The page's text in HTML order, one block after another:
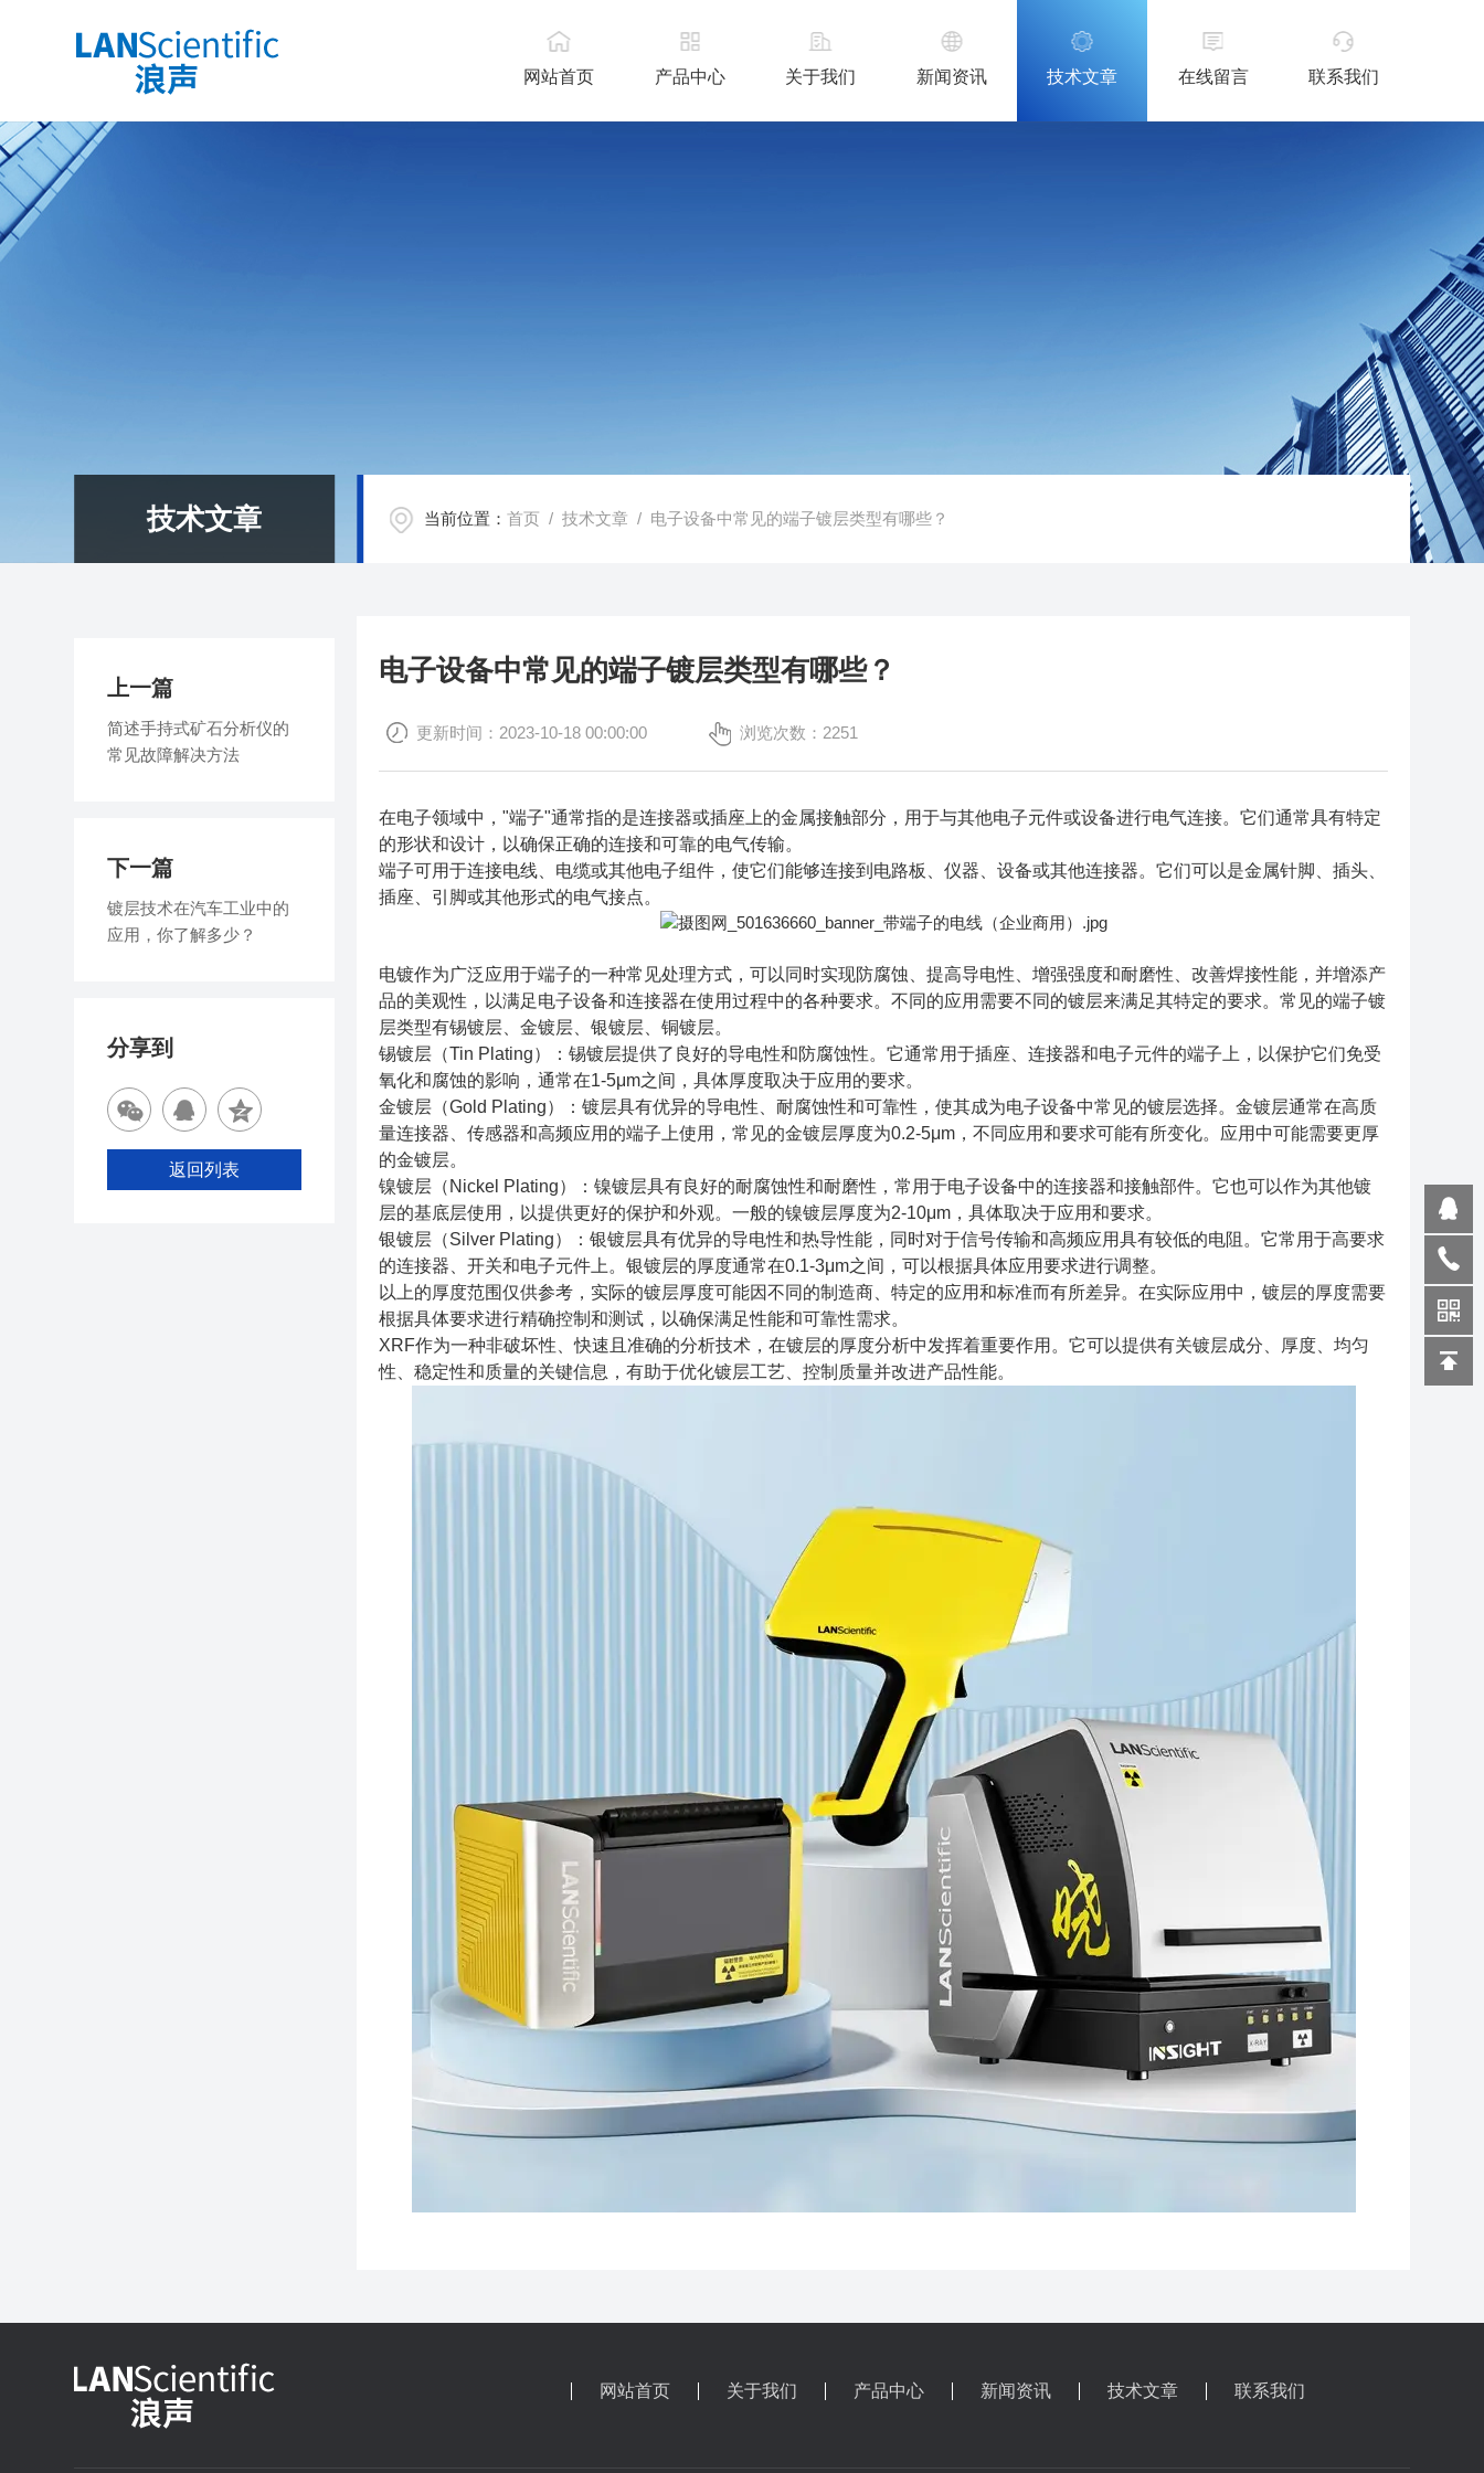
网站首页 产品中心 关于我们 新闻资讯 技术文章 在线留言 联系我们
技术文章 当前位置：首页 /技术文章 / 电子设备中常见的端子镀层类型有哪些？
电子设备中常见的端子镀层类型有哪些？
更新时间：2023-10-18 00:00:00 浏览次数：2251
在电子领域中，"端子"通常指的是连接器或插座上的金属接触部分，用于与其他电子元件或设备进行电气连接。它们通常具有特定
的形状和设计，以确保正确的连接和可靠的电气传输。
端子可用于连接电线、电缆或其他电子组件，使它们能够连接到电路板、仪器、设备或其他连接器。它们可以是金属针脚、插头、
插座、引脚或其他形式的电气接点。
电镀作为广泛应用于端子的一种常见处理方式，可以同时实现防腐蚀、提高导电性、增强强度和耐磨性、改善焊接性能，并增添产
品的美观性，以满足电子设备和连接器在使用过程中的各种要求。不同的应用需要不同的镀层来满足其特定的要求。常见的端子镀
层类型有锡镀层、金镀层、银镀层、铜镀层。
锡镀层（Tin Plating）：锡镀层提供了良好的导电性和防腐蚀性。它通常用于插座、连接器和电子元件的端子上，以保护它们免受
氧化和腐蚀的影响，通常在1-5μm之间，具体厚度取决于应用的要求。
金镀层（Gold Plating）：镀层具有优异的导电性、耐腐蚀性和可靠性，使其成为电子设备中常见的镀层选择。金镀层通常在高质
量连接器、传感器和高频应用的端子上使用，常见的金镀层厚度为0.2-5μm，不同应用和要求可能有所变化。应用中可能需要更厚
的金镀层。
镍镀层（Nickel Plating）：镍镀层具有良好的耐腐蚀性和耐磨性，常用于电子设备中的连接器和接触部件。它也可以作为其他镀
层的基底层使用，以提供更好的保护和外观。一般的镍镀层厚度为2-10μm，具体取决于应用和要求。
银镀层（Silver Plating）：银镀层具有优异的导电性和热导性能，同时对于信号传输和高频应用具有较低的电阻。它常用于高要求
的连接器、开关和电子元件上。银镀层的厚度通常在0.1-3μm之间，可以根据具体应用要求进行调整。
以上的厚度范围仅供参考，实际的镀层厚度可能因不同的制造商、特定的应用和标准而有所差异。在实际应用中，镀层的厚度需要
根据具体要求进行精确控制和测试，以确保满足性能和可靠性需求。
XRF作为一种非破坏性、快速且准确的分析技术，在镀层的厚度分析中发挥着重要作用。它可以提供有关镀层成分、厚度、均匀
性、稳定性和质量的关键信息，有助于优化镀层工艺、控制质量并改进产品性能。
上一篇
简述手持式矿石分析仪的
常见故障解决方法
下一篇
镀层技术在汽车工业中的
应用，你了解多少？
分享到
返回列表
网站首页 关于我们 产品中心 新闻资讯 技术文章 联系我们